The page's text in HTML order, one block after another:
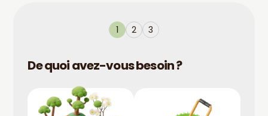
1 2 3
De quoi avez-vous besoin ?